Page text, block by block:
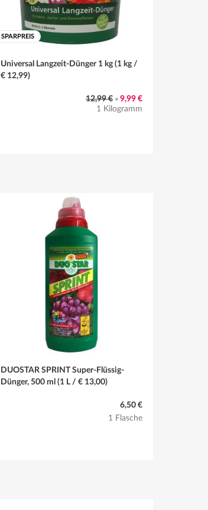
SPARPREIS
Universal Langzeit-Dünger 1 kg (1 kg /
€ 12,99)
12,99 € • 9,99 €
1 Kilogramm
DUOSTAR SPRINT Super-Flüssig-
Dünger, 500 ml (1 L / € 13,00)
6,50 €
1 Flasche